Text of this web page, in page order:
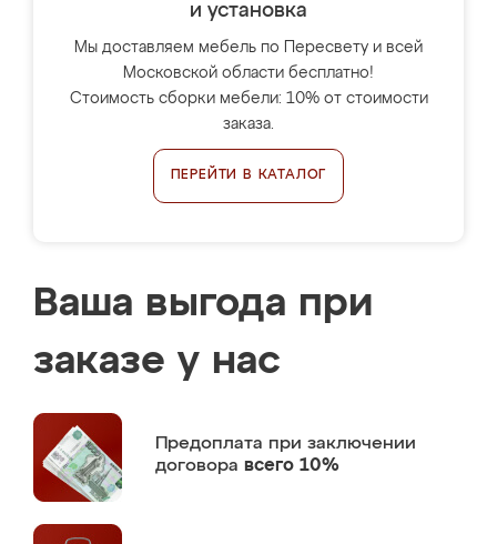
и установка
Мы доставляем мебель по Пересвету и всей
Московской области бесплатно!
Стоимость сборки мебели: 10% от стоимости
заказа.
ПЕРЕЙТИ В КАТАЛОГ
Ваша выгода при
заказе у нас
Предоплата при заключении
договора всего 10%